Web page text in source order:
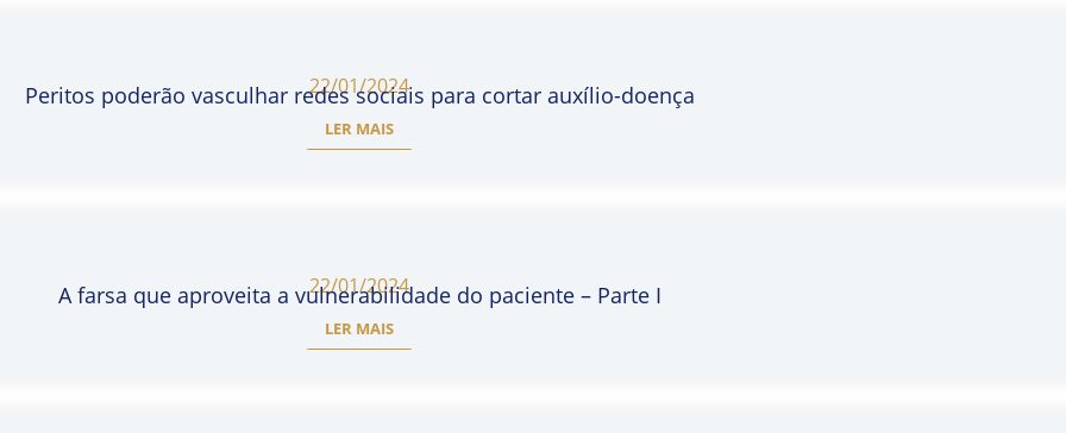
22/01/2024
Peritos poderão vasculhar redes sociais para cortar auxílio-doença
LER MAIS
22/01/2024
A farsa que aproveita a vulnerabilidade do paciente – Parte I
LER MAIS